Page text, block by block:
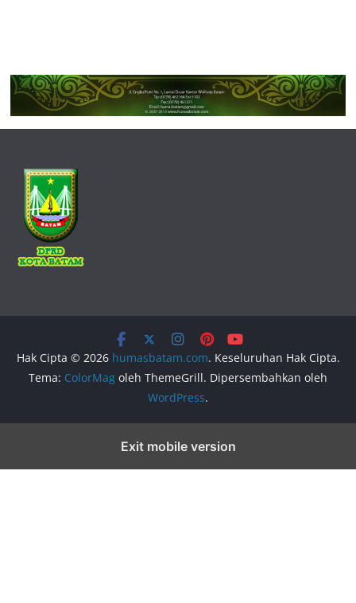
Hak Cipta © 2026 humasbatam.com. Keseluruhan Hak Cipta.
Tema: ColorMag oleh ThemeGrill. Dipersembahkan oleh
WordPress.
Exit mobile version